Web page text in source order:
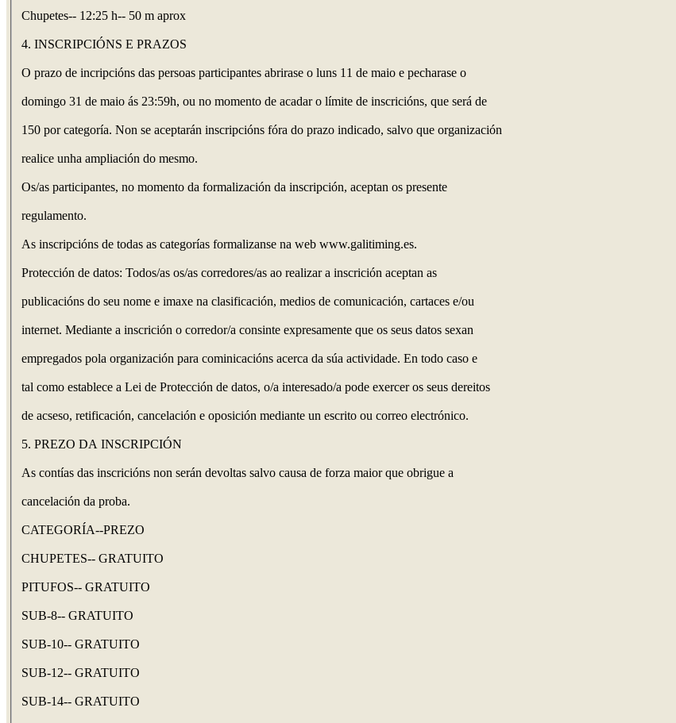
Chupetes-- 12:25 h-- 50 m aprox
4. INSCRIPCIÓNS E PRAZOS
O prazo de incripcións das persoas participantes abrirase o luns 11 de maio e pecharase o
domingo 31 de maio ás 23:59h, ou no momento de acadar o límite de inscricións, que será de
150 por categoría. Non se aceptarán inscripcións fóra do prazo indicado, salvo que organización
realice unha ampliación do mesmo.
Os/as participantes, no momento da formalización da inscripción, aceptan os presente
regulamento.
As inscripcións de todas as categorías formalizanse na web www.galitiming.es.
Protección de datos: Todos/as os/as corredores/as ao realizar a inscrición aceptan as
publicacións do seu nome e imaxe na clasificación, medios de comunicación, cartaces e/ou
internet. Mediante a inscrición o corredor/a consinte expresamente que os seus datos sexan
empregados pola organización para cominicacións acerca da súa actividade. En todo caso e
tal como establece a Lei de Protección de datos, o/a interesado/a pode exercer os seus dereitos
de acseso, retificación, cancelación e oposición mediante un escrito ou correo electrónico.
5. PREZO DA INSCRIPCIÓN
As contías das inscricións non serán devoltas salvo causa de forza maior que obrigue a
cancelación da proba.
CATEGORÍA--PREZO
CHUPETES-- GRATUITO
PITUFOS-- GRATUITO
SUB-8-- GRATUITO
SUB-10-- GRATUITO
SUB-12-- GRATUITO
SUB-14-- GRATUITO